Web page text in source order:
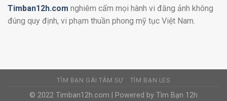
Timban12h.com nghiêm cấm mọi hành vi đăng ảnh không
đúng quy định, vi phạm thuần phong mỹ tục Việt Nam.
TÌM BẠN GÁI TÂM SỰ TÌM BẠN LES
© 2022 Timban12h.com | Powered by Tìm Bạn 12h